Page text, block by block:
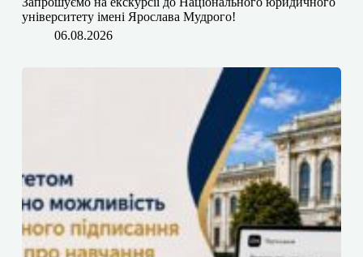
університету імені Ярослава Мудрого!
06.08.2026